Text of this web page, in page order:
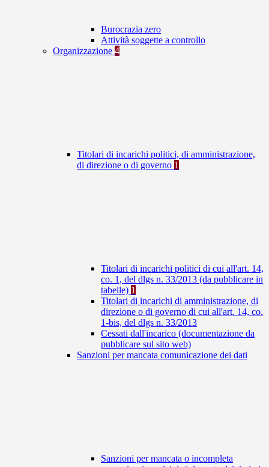
Burocrazia zero
Attività soggette a controllo
Organizzazione 4
Titolari di incarichi politici, di amministrazione,
di direzione o di governo 1
Titolari di incarichi politici di cui all'art. 14,
co. 1, del dlgs n. 33/2013 (da pubblicare in
tabelle) 1
Titolari di incarichi di amministrazione, di
direzione o di governo di cui all'art. 14, co.
1-bis, del dlgs n. 33/2013
Cessati dall'incarico (documentazione da
pubblicare sul sito web)
Sanzioni per mancata comunicazione dei dati
Sanzioni per mancata o incompleta